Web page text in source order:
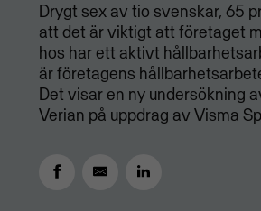
Drygt sex av tio svenskar, 65
att det är viktigt att företaget
hos har ett aktivt
är företagens
Det visar en ny undersökning
Verian på uppdrag av Visma